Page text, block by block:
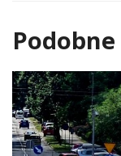
Podobne